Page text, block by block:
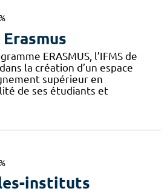
ERASMUS, l’IFMS de
la création d’un espace
supérieur en
de ses étudiants et
instituts